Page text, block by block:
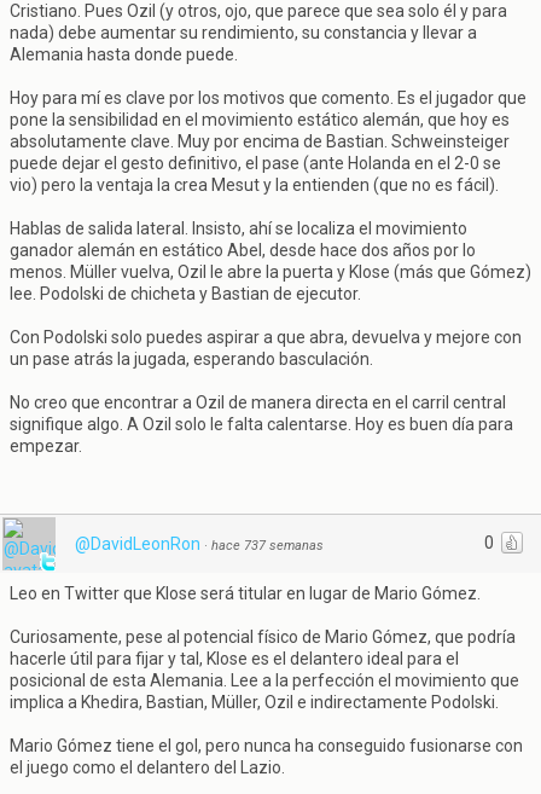
Cristiano. Pues Ozil (y otros, ojo, que parece que sea solo él y para
nada) debe aumentar su rendimiento, su constancia y llevar a
Alemania hasta donde puede.
Hoy para mí es clave por los motivos que comento. Es el jugador que
pone la sensibilidad en el movimiento estático alemán, que hoy es
absolutamente clave. Muy por encima de Bastian. Schweinsteiger
puede dejar el gesto definitivo, el pase (ante Holanda en el 2-0 se
vio) pero la ventaja la crea Mesut y la entienden (que no es fácil).
Hablas de salida lateral. Insisto, ahí se localiza el movimiento
ganador alemán en estático Abel, desde hace dos años por lo
menos. Müller vuelva, Ozil le abre la puerta y Klose (más que Gómez)
lee. Podolski de chicheta y Bastian de ejecutor.
Con Podolski solo puedes aspirar a que abra, devuelva y mejore con
un pase atrás la jugada, esperando basculación.
No creo que encontrar a Ozil de manera directa en el carril central
signifique algo. A Ozil solo le falta calentarse. Hoy es buen día para
empezar.
0
@DavidLeonRon · hace 737 semanas
Leo en Twitter que Klose será titular en lugar de Mario Gómez.
Curiosamente, pese al potencial físico de Mario Gómez, que podría
hacerle útil para fijar y tal, Klose es el delantero ideal para el
posicional de esta Alemania. Lee a la perfección el movimiento que
implica a Khedira, Bastian, Müller, Ozil e indirectamente Podolski.
Mario Gómez tiene el gol, pero nunca ha conseguido fusionarse con
el juego como el delantero del Lazio.